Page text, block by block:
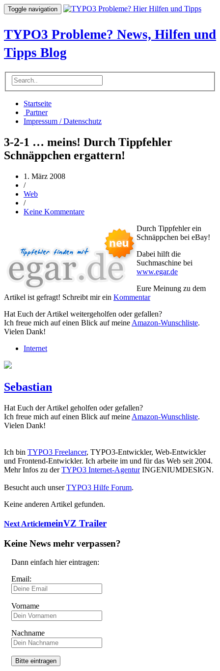
Toggle navigation
TYPO3 Probleme? News, Hilfen und
Tipps Blog
Startseite
Partner
Impressum / Datenschutz
3-2-1 … meins! Durch Tippfehler
Schnäppchen ergattern!
1. März 2008
/
Web
/
Keine Kommentare
Durch Tippfehler ein
Schnäppchen bei eBay!
Dabei hilft die
Suchmaschine bei
www.egar.de
Eure Meinung zu dem
Artikel ist gefragt! Schreibt mir ein Kommentar
Hat Euch der Artikel weitergeholfen oder gefallen?
Ich freue mich auf einen Blick auf meine Amazon-Wunschliste.
Vielen Dank!
Internet
Sebastian
Hat Euch der Artikel geholfen oder gefallen?
Ich freue mich auf einen Blick auf meine Amazon-Wunschliste.
Vielen Dank!
Ich bin TYPO3 Freelancer, TYPO3-Entwickler, Web-Entwickler
und Frontend-Entwickler. Ich arbeite im und für das Web seit 2004.
Mehr Infos zu derTYPO3 Internet-AgenturINGENIUMDESIGN.
Besucht auch unserTYPO3 Hilfe Forum.
Keine anderen Artikel gefunden.
Next ArticlemeinVZ Trailer
Keine News mehr verpassen?
Dann einfach hier eintragen:
Email:
Vorname
Nachname